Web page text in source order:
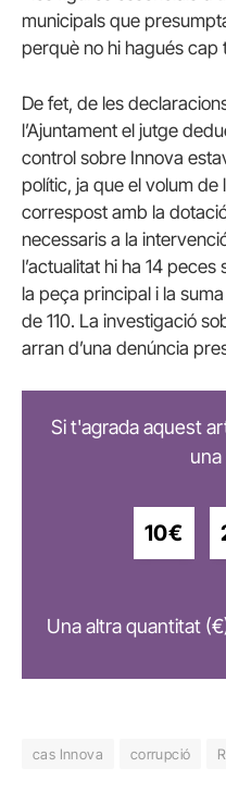
municipals que
perquè no hi hagués cap
De fet, de les
l’Ajuntament el jutge
control sobre Innova
polític, ja que el volum de
correspost amb la
necessaris a la
l’actualitat hi ha 14
la peça principal i la
de 110. La investigació
arran d’una denúncia
Si t'agrada aquest
10€
Una altra quantitat
cas Innova corrupció